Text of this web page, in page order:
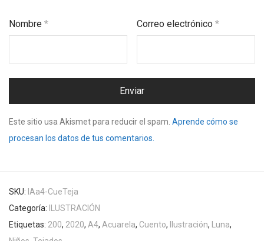
Nombre * Correo electrónico*
Este sitio usa Akismet para reducir el spam. Aprende cómo se
procesan los datos de tus comentarios.
SKU: IAa4-CueTeja
Categoría:
ILUSTRACIÓN
Etiquetas: 200, 2020, A4, Acuarela, Cuento, Ilustración, Luna,